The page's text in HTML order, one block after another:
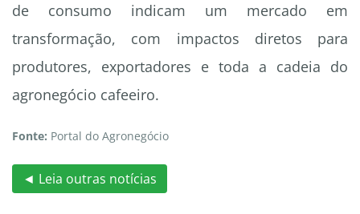
de consumo indicam um mercado em
transformação, com impactos diretos para
produtores, exportadores e toda a cadeia do
agronegócio cafeeiro.
Fonte: Portal do Agronegócio
◄ Leia outras notícias